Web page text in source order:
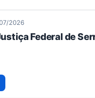
2026
Federal de